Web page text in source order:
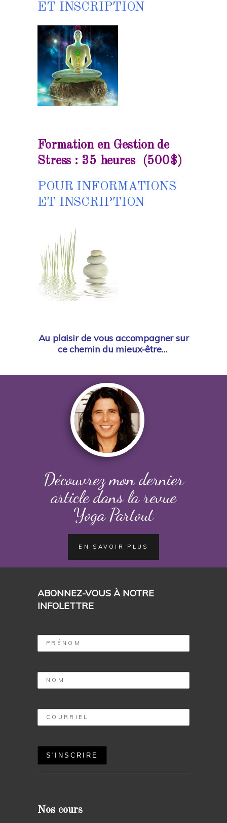
ET INSCRIPTION
Formation en Gestion de
Stress : 35 heures
(500$)
POUR INFORMATIONS
ET INSCRIPTION
Au plaisir de vous accompagner sur
ce chemin du mieux-être…
Découvrez mon dernier
article dans la revue
Yoga Partout
EN SAVOIR PLUS
ABONNEZ-VOUS À NOTRE
INFOLETTRE
Nos cours